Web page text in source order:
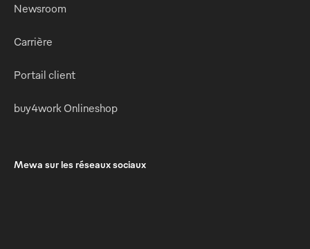
Newsroom
Carrière
Portail client
buy4work Onlineshop
Mewa sur les réseaux sociaux